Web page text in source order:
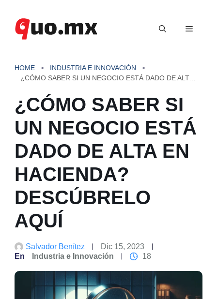
contenido
Menú
HOME
INDUSTRIA E INNOVACIÓN
¿CÓMO SABER SI UN NEGOCIO ESTÁ DADO DE ALTA EN HACIENDA? DESCÚBRELO AQUÍ
¿CÓMO SABER SI
UN NEGOCIO ESTÁ
DADO DE ALTA EN
HACIENDA?
DESCÚBRELO
AQUÍ
Salvador Benítez
Dic 15, 2023
En
Industria e Innovación 18